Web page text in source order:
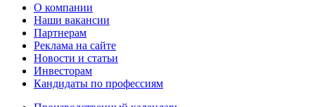
О компании
Наши вакансии
Партнерам
Реклама на сайте
Новости и статьи
Инвесторам
Кандидаты по профессиям